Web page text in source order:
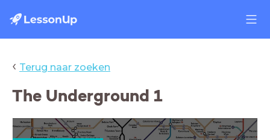
‹ Terug naar zoeken
The Underground 1